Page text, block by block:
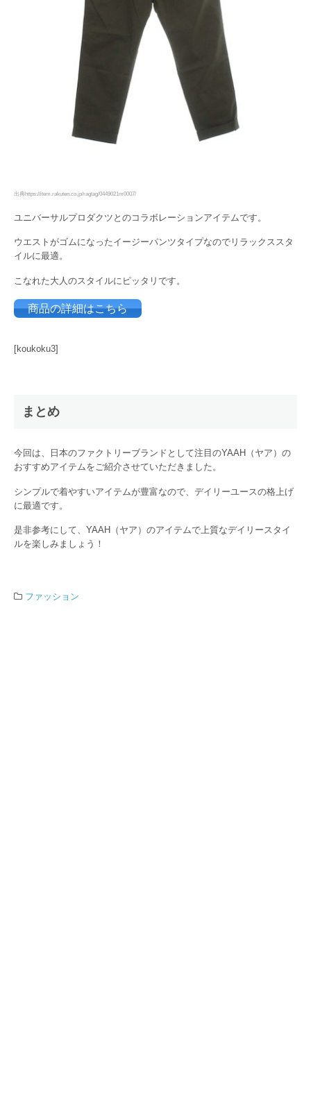
出典https://item.rakuten.co.jp/ragtag/0449021m0007/
ユニバーサルプロダクツとのコラボレーションアイテムです。
ウエストがゴムになったイージーパンツタイプなのでリラックススタ
イルに最適。
こなれた大人のスタイルにピッタリです。
商品の詳細はこちら
[koukoku3]
まとめ
今回は、日本のファクトリーブランドとして注目のYAAH（ヤア）の
おすすめアイテムをご紹介させていただきました。
シンプルで着やすいアイテムが豊富なので、デイリーユースの格上げ
に最適です。
是非参考にして、YAAH（ヤア）のアイテムで上質なデイリースタイ
ルを楽しみましょう！
ファッション